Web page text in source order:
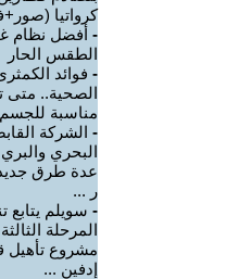
كرواتيا
- أفضل نظام
الطقس الحار
- فوائد
الصحية.. متى
مناسبة
- الشركة
البحري والبري
عدة طرق
ر ...
- سويلم يتابع
المرحلة
مشروع تأهيل
إدفين ...